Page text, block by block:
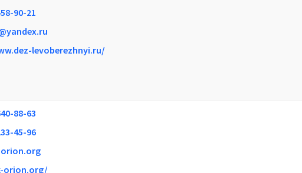
90-21
levoberezhnyi.ru/
88-63
45-96
orion.org/